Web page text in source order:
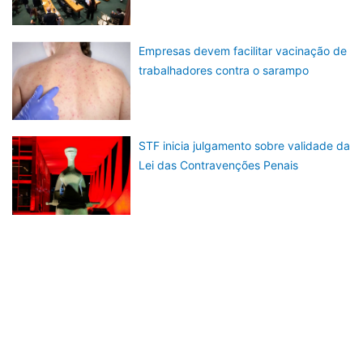
Empresas devem facilitar vacinação de
trabalhadores contra o sarampo
STF inicia julgamento sobre validade da
Lei das Contravenções Penais